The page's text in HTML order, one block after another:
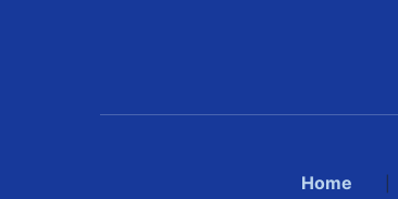
Home